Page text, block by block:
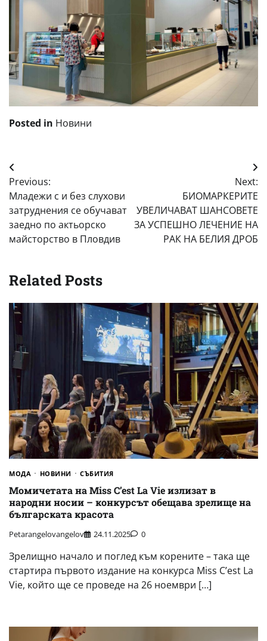
Posted in Новини
Навигация
Previous:
Младежи с и без слухови
затруднения се обучават
заедно по актьорско
майсторство в Пловдив
Next:
БИОМАРКЕРИТЕ
УВЕЛИЧАВАТ ШАНСОВЕТЕ
ЗА УСПЕШНО ЛЕЧЕНИЕ НА
РАК НА БЕЛИЯ ДРОБ
Related Posts
МОДА НОВИНИ СЪБИТИЯ
Момичетата на Miss C’est La Vie излизат в
народни носии – конкурсът обещава зрелище на
българската красота
Petarangelovangelov 24.11.2025 0
Зрелищно начало и поглед към корените – така ще
стартира първото издание на конкурса Miss C’est La
Vie, който ще се проведе на 26 ноември […]